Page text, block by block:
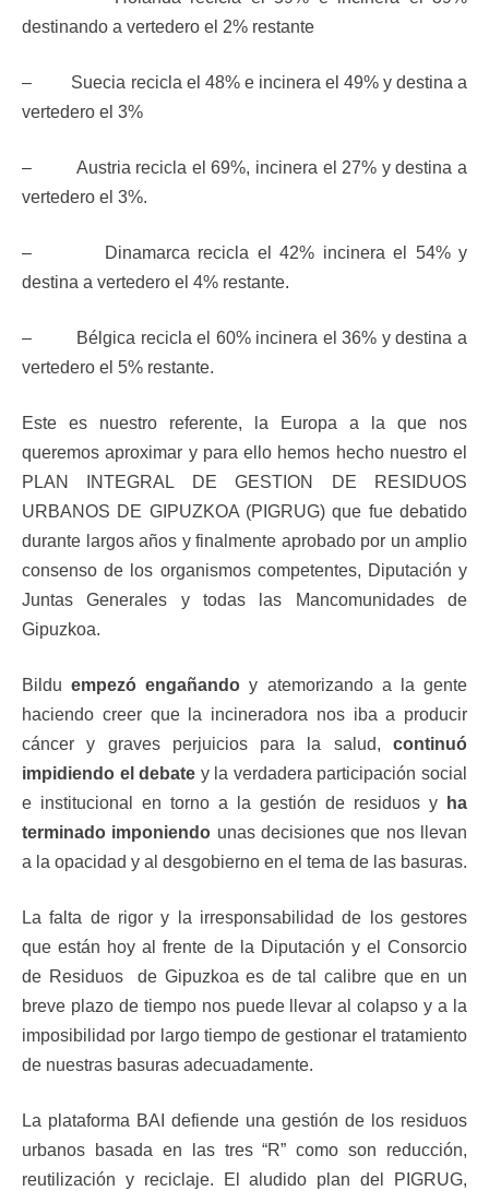
destinando a vertedero el 2% restante
– Suecia recicla el 48% e incinera el 49% y destina a
vertedero el 3%
– Austria recicla el 69%, incinera el 27% y destina a
vertedero el 3%.
– Dinamarca recicla el 42% incinera el 54% y
destina a vertedero el 4% restante.
– Bélgica recicla el 60% incinera el 36% y destina a
vertedero el 5% restante.
Este es nuestro referente, la Europa a la que nos
queremos aproximar y para ello hemos hecho nuestro el
PLAN INTEGRAL DE GESTION DE RESIDUOS
URBANOS DE GIPUZKOA (PIGRUG) que fue debatido
durante largos años y finalmente aprobado por un amplio
consenso de los organismos competentes, Diputación y
Juntas Generales y todas las Mancomunidades de
Gipuzkoa.
Bilduempezó engañando y atemorizando a la gente
haciendo creer que la incineradora nos iba a producir
cáncer y graves perjuicios para la salud, continuó
impidiendo el debate y la verdadera participación social
e institucional en torno a la gestión de residuos y
ha
terminado imponiendo unas decisiones que nos llevan
a la opacidad y al desgobierno en el tema de las basuras.
La falta de rigor y la irresponsabilidad de los gestores
que están hoy al frente de la Diputación y el Consorcio
de Residuos de Gipuzkoa es de tal calibre que en un
breve plazo de tiempo nos puede llevar al colapso y a la
imposibilidad por largo tiempo de gestionar el tratamiento
de nuestras basuras adecuadamente.
La plataforma BAI defiende una gestión de los residuos
urbanos basada en las tres “R” como son reducción,
reutilización y reciclaje. El aludido plan del PIGRUG,